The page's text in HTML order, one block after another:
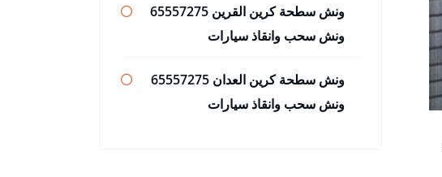
ونش سطحة كرين القرين 65557275
ونش سحب وانقاذ سيارات
ونش سطحة كرين العدان 65557275
ونش سحب وانقاذ سيارات